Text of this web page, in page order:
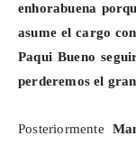
enhorabuena
asume el cargo
Paqui Bueno
perderemos el
Posteriormente